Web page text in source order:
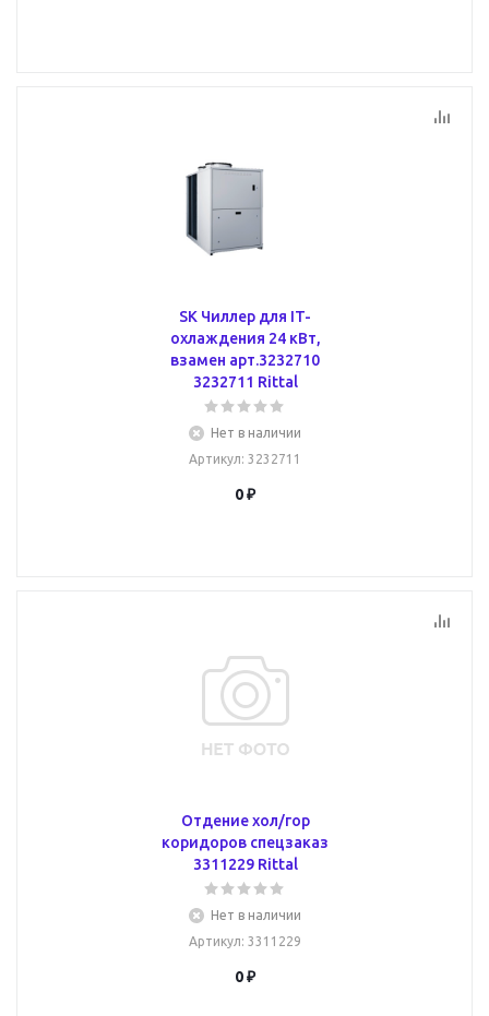
SK Чиллер для IT-
охлаждения 24 кВт,
взамен арт.3232710
3232711 Rittal
Нет в наличии
Артикул: 3232711
0 ₽
Отдение хол/гор
коридоров спецзаказ
3311229 Rittal
Нет в наличии
Артикул: 3311229
0 ₽